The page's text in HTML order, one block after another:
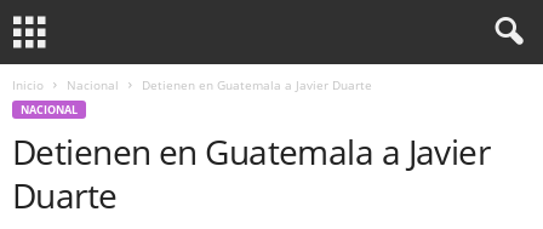
Inicio Nacional Detienen en Guatemala a Javier Duarte
NACIONAL
Detienen en Guatemala a Javier
Duarte